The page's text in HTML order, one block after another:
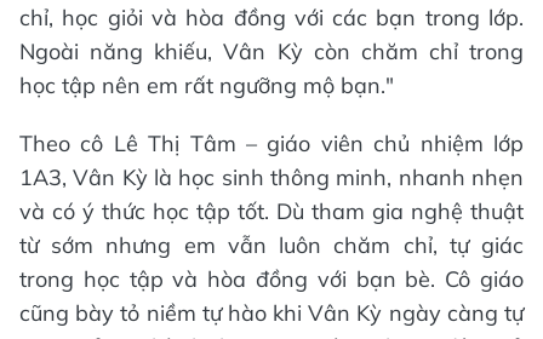
chỉ, học giỏi và hòa đồng với các bạn trong lớp.
Ngoài năng khiếu, Vân Kỳ còn chăm chỉ trong
học tập nên em rất ngưỡng mộ bạn."
Theo cô Lê Thị Tâm – giáo viên chủ nhiệm lớp
1A3, Vân Kỳ là học sinh thông minh, nhanh nhẹn
và có ý thức học tập tốt. Dù tham gia nghệ thuật
từ sớm nhưng em vẫn luôn chăm chỉ, tự giác
trong học tập và hòa đồng với bạn bè. Cô giáo
cũng bày tỏ niềm tự hào khi Vân Kỳ ngày càng tự